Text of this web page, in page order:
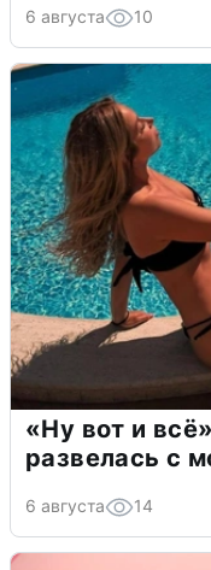
6 августа 10
«Ну вот и
развелась с
6 августа 14